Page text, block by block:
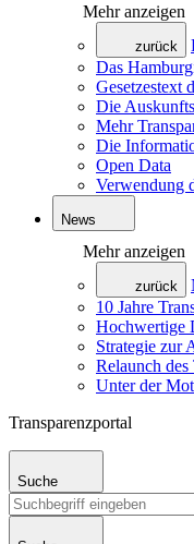
Mehr anzeigen
zurück
Das
Gesetzestext
Die
Mehr
Die
Open Data
Verwendung
News
Mehr anzeigen
zurück
10 Jahre
Hochwertige
Strategie zur
Relaunch des
Unter der
Transparenzportal
Suche